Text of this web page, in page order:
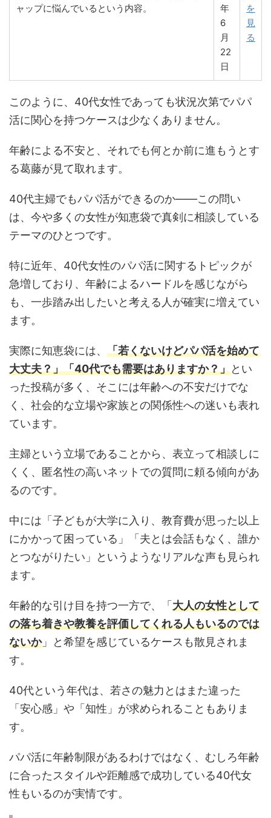
ャップに悩んでいるという内容。
年
6
月
22
日
を
見
る
このように、40代女性であっても状況次第でパパ
活に関心を持つケースは少なくありません。
年齢による不安と、それでも何とか前に進もうとす
る葛藤が見て取れます。
40代主婦でもパパ活ができるのか――この問い
は、今や多くの女性が知恵袋で真剣に相談している
テーマのひとつです。
特に近年、40代女性のパパ活に関するトピックが
急増しており、年齢によるハードルを感じながら
も、一歩踏み出したいと考える人が確実に増えてい
ます。
実際に知恵袋には、 「若くないけどパパ活を始めて
大丈夫？」「40代でも需要はありますか？」とい
った投稿が多く、そこには年齢への不安だけでな
く、社会的な立場や家族との関係性への迷いも表れ
ています。
主婦という立場であることから、表立って相談しに
くく、匿名性の高いネットでの質問に頼る傾向があ
るのです。
中には「子どもが大学に入り、教育費が思った以上
にかかって困っている」「夫とは会話もなく、誰か
とつながりたい」というようなリアルな声も見られ
ます。
年齢的な引け目を持つ一方で、「大人の女性として
の落ち着きや教養を評価してくれる人もいるのでは
ないか」と希望を感じているケースも散見されま
す。
40代という年代は、若さの魅力とはまた違った
「安心感」や「知性」が求められることもありま
す。
パパ活に年齢制限があるわけではなく、むしろ年齢
に合ったスタイルや距離感で成功している40代女
性もいるのが実情です。